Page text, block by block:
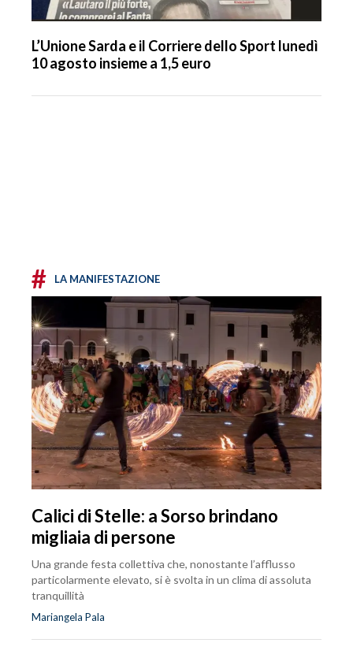
L’Unione Sarda e il Corriere dello Sport lunedì
10 agosto insieme a 1,5 euro
# LA MANIFESTAZIONE
Calici di Stelle: a Sorso brindano
migliaia di persone
Una grande festa collettiva che, nonostante l’afflusso
particolarmente elevato, si è svolta in un clima di assoluta
tranquillità
Mariangela Pala